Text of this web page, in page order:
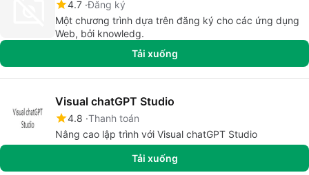
4.7 Đăng ký
Một chương trình dựa trên đăng ký cho các ứng dụng
Web, bởi knowledg.
Tải xuống
Visual chatGPT Studio
4.8 Thanh toán
Nâng cao lập trình với Visual chatGPT Studio
Tải xuống